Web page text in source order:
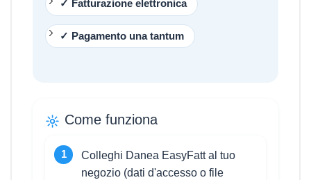
✓ Fatturazione elettronica
✓ Pagamento una tantum
Come funziona
Colleghi Danea EasyFatt al tuo
negozio (dati d'accesso o file